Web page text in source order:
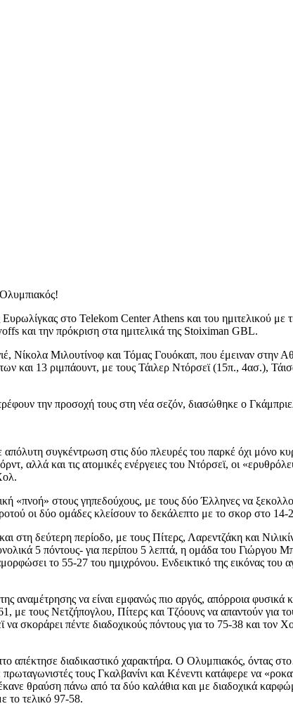
Ευρωλίγκας στο Telekom Center Athens και του
και την πρόκριση στα ημιτελικά της Stoiximan GBL.
Νίκολα Μιλουτίνοφ και Τόμας Γουόκαπ, που έμειναν
και 13 ριμπάουντ, με τους Τάιλερ Ντόρσεϊ (15π., 4ασ.),
την προσοχή τους στη νέα σεζόν, διασώθηκε ο
συγκέντρωση στις δύο πλευρές του παρκέ όχι μόνο
αλλά και τις ατομικές ενέργειες του Ντόρσεϊ, οι
στους γηπεδούχους, με τους δύο Έλληνες να
οι δύο ομάδες κλείσουν το δεκάλεπτο με το σκορ στο 14-
στη δεύτερη περίοδο, με τους Πίτερς, Λαρεντζάκη και
5 πόντους- για περίπου 5 λεπτά, η ομάδα του Γιώργου
το 55-27 του ημιχρόνου. Ενδεικτικό της εικόνας
αναμέτρησης να είναι εμφανώς πιο αργός, απόρροια
τους Νετζήπογλου, Πίτερς και Τζόουνς να απαντούν για
να σκοράρει πέντε διαδοχικούς πόντους για το 75-38 και
απέκτησε διαδικαστικό χαρακτήρα. Ο Ολυμπιακός, όντας
τους Γκαλβανίνι και Κένεντι κατάφερε να
θραύση πάνω από τα δύο καλάθια και με διαδοχικά
το τελικό 97-58.